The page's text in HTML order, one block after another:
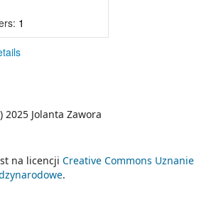
1
2025 Jolanta Zawora
na licencji Creative Commons Uznanie
.